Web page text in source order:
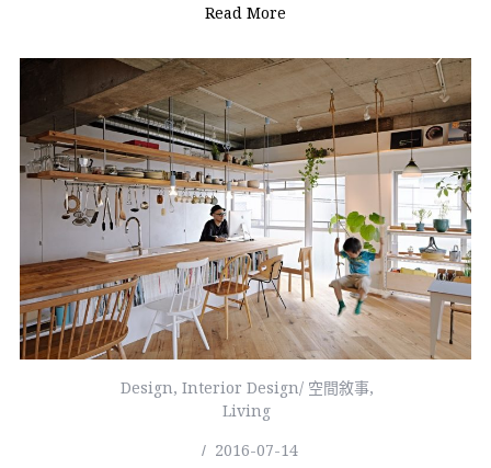
Read More
Design, Interior Design/ 空間敘事,
Living
2016-07-14